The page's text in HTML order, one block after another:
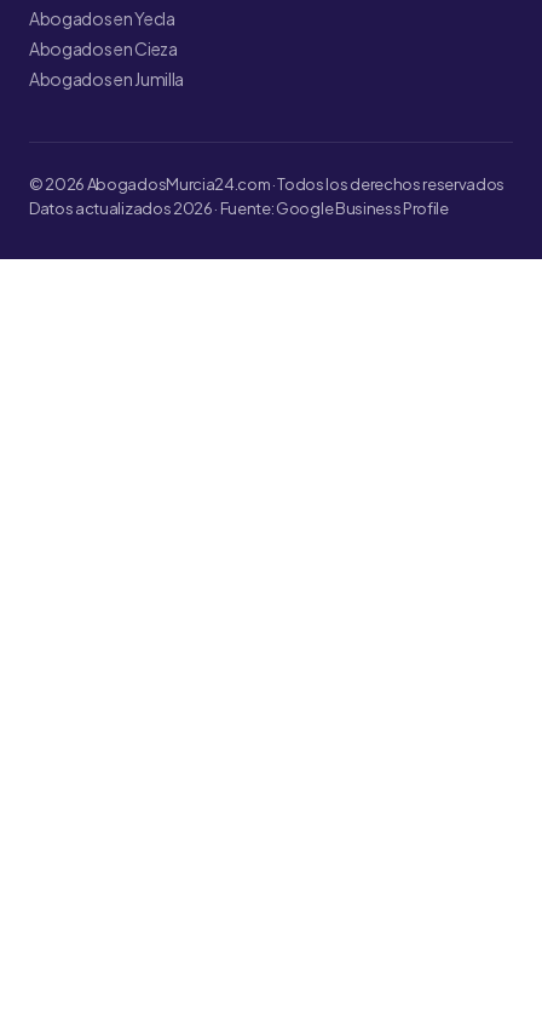
Abogados en Yecla
Abogados en Cieza
Abogados en Jumilla
© 2026 AbogadosMurcia24.com · Todos los derechos reservados
Datos actualizados 2026 · Fuente: Google Business Profile